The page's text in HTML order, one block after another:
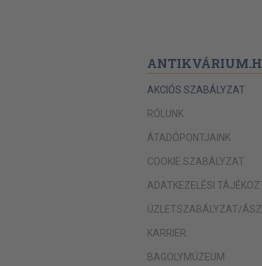
AKCIÓS SZABÁLYZAT
RÓLUNK
ÁTADÓPONTJAINK
COOKIE SZABÁLYZAT
ADATKEZELÉSI
ÜZLETSZABÁLYZAT/
KARRIER
BAGOLYMÚZEUM